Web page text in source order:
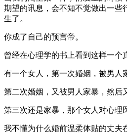
期望的讯息，会不知不觉做出一些
生了。
你成了自己的预言帝。
曾经在心理学的书上看到这样一个
有一个女人，第一次婚姻，被男人
第二次婚姻，又被男人家暴，然后
第三次还是家暴，那个女人对心理
我不懂为什么婚前温柔体贴的丈夫